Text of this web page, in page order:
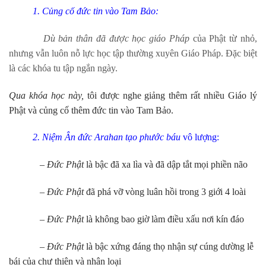
1. Củng cố đức tin vào Tam Bảo:
Dù bản thân đã được học giáo Phápcủa Phật từ nhỏ,
nhưng vẫn luôn nỗ lực học tập thường xuyên Giáo Pháp. Đặc biệt
là các khóa tu tập ngắn ngày.
Qua khóa học này, tôi được nghe giảng thêm rất nhiều Giáo lý
Phật và củng cố thêm đức tin vào Tam Bảo.
2. Niệm Ân đức Arahan tạo phước báu vô lượng:
– Đức Phậtlà bậc đã xa lìa và đã dập tắt mọi phiền não
– Đức Phậtđã phá vỡ vòng luân hồi trong 3 giới 4 loài
– Đức Phậtlà không bao giờ làm điều xấu nơi kín đáo
– Đức Phậtlà bậc xứng đáng thọ nhận sự cúng dường lễ
bái của chư thiên và nhân loại